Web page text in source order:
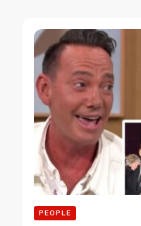
PEOPLE